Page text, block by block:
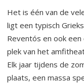
Het is één van de
ligt een typisch
Reventós en ook
plek van het
Elk jaar tijdens de
plaats, een massa